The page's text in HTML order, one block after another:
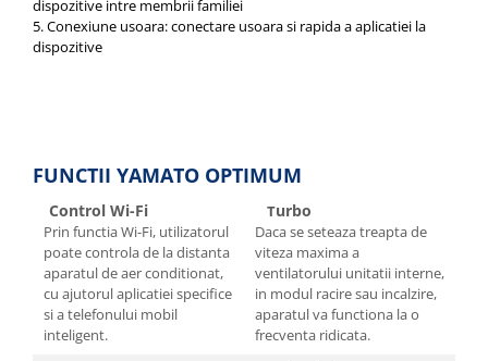
dispozitive intre membrii familiei
5. Conexiune usoara: conectare usoara si rapida a aplicatiei la
dispozitive
FUNCTII YAMATO OPTIMUM
Control Wi-Fi
Prin functia Wi-Fi, utilizatorul
poate controla de la distanta
aparatul de aer conditionat,
cu ajutorul aplicatiei specifice
si a telefonului mobil
inteligent.
Turbo
Daca se seteaza treapta de
viteza maxima a
ventilatorului unitatii interne,
in modul racire sau incalzire,
aparatul va functiona la o
frecventa ridicata.